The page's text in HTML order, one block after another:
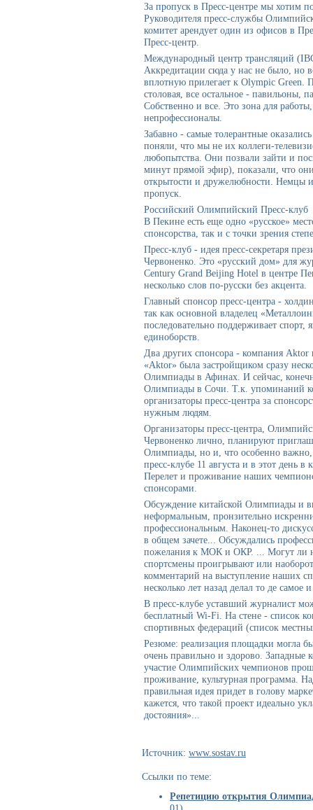
За пропуск в Пресс-центре мы хотим
Руководителя пресс-службы
комитет арендует один из офисов в
Пресс-центр.
Международный центр трансляций
Аккредитации сюда у нас не было, но
вплотную прилегает к Olympic Green.
столовая, все остальное - павильоны,
Собственно и все. Это зона для
непрофессионалы.
Забавно - самые толерантные
поняли, что мы не их коллеги-
любопытства. Они позвали зайти и
минут прямой эфир), показали, что
открытости и дружелюбности. Немцы
пропуск.
Российский Олимпийский Пресс-клуб
В Пекине есть еще одно «русское»
спонсорства, так и с точки зрения
Пресс-клуб - идея пресс-секретаря
Червоненко. Это «русский дом» для
Century Grand Beijing Hotel в центре
несколько слов по-русски без акцента.
Главный спонсор пресс-центра -
так как основной владелец
последовательно поддерживает спорт,
единоборств.
Два других спонсора - компания Aktor
«Aktor» была застройщиком сразу
Олимпиады в Афинах. И сейчас,
Олимпиады в Сочи. Т.к. упоминаний
организаторы пресс-центра за
нужным людям.
Организаторы пресс-центра,
Червоненко лично, планируют
Олимпиады, но и, что особенно
пресс-клубе 11 августа и в этот день
Перелет и проживание наших
спонсорами.
Обсуждение китайской Олимпиады и
неформальным, пронзительно
профессиональным. Наконец-то
в общем зачете... Обсуждались
пожелания к МОК и ОКР. ... Могут ли
спортсмены проигрывают или
комментарий на выступление наших
несколько лет назад делал то де самое
В пресс-клубе уставший журналист
бесплатный Wi-Fi. На стене - список
спортивных федераций (список
Резюме: реализация площадки могла
очень правильно и здорово. Западные
участие Олимпийских чемпионов
проживание, культурная программа.
правильная идея придет в голову
кажется, что такой проект идеально
достояния»...
Источник: www.sostav.ru
Ссылки по теме:
Репетицию открытия